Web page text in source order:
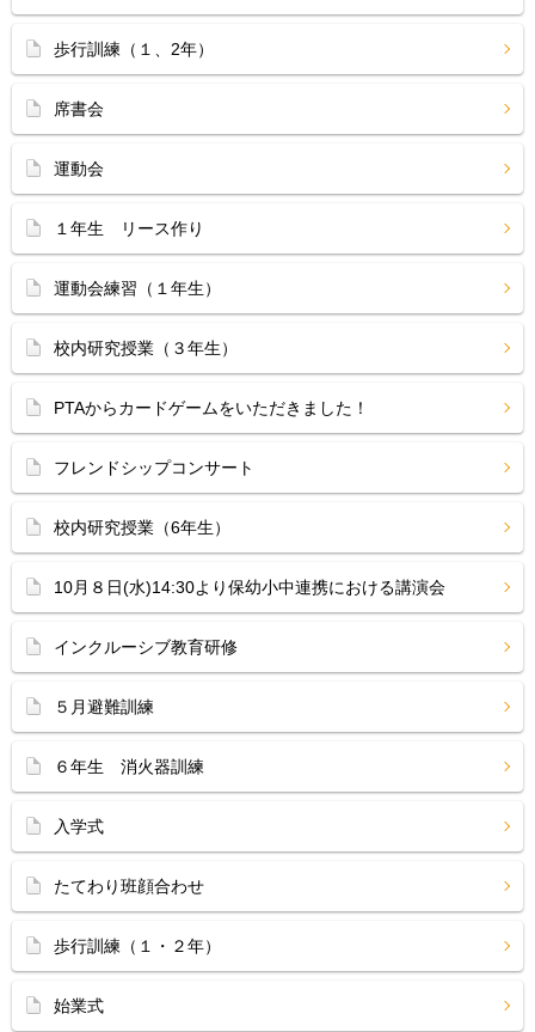
歩行訓練（１、2年）
席書会
運動会
１年生 リース作り
運動会練習（１年生）
校内研究授業（３年生）
PTAからカードゲームをいただきました！
フレンドシップコンサート
校内研究授業（6年生）
10月８日(水)14:30より保幼小中連携における講演会
インクルーシブ教育研修
５月避難訓練
６年生 消火器訓練
入学式
たてわり班顔合わせ
歩行訓練（１・２年）
始業式